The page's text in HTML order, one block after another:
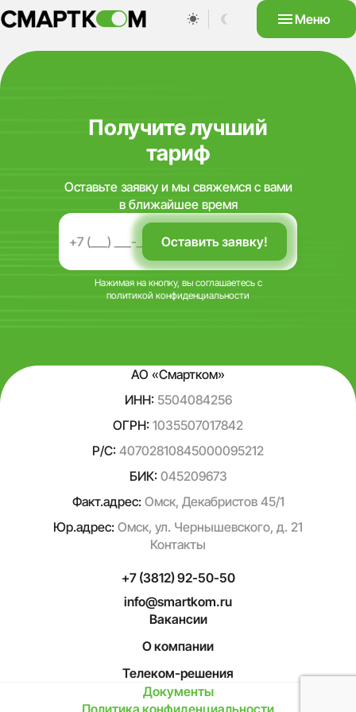
Меню
Получите лучший
тариф
Оставьте заявку и мы свяжемся с вами
в ближайшее время
Нажимая на кнопку, вы соглашаетесь с
политикой конфиденциальности
АО «Смартком»
ИНН: 5504084256
ОГРН: 1035507017842
Р/С: 40702810845000095212
БИК: 045209673
Факт.адрес: Омск, Декабристов 45/1
Юр.адрес: Омск, ул. Чернышевского, д. 21
Контакты
+7 (3812) 92-50-50
info@smartkom.ru
Вакансии
О компании
Телеком-решения
Документы
Политика конфиденциальности